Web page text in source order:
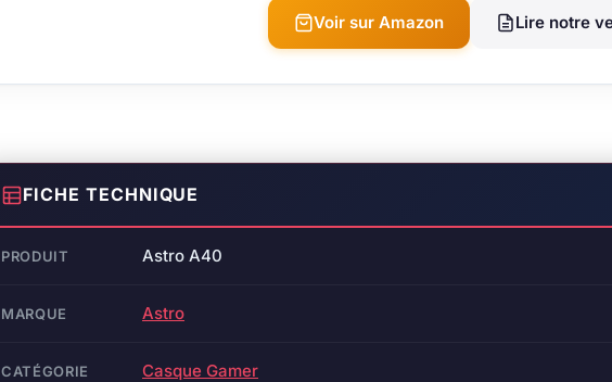
Voir sur Amazon Lire notre
FICHE TECHNIQUE
PRODUIT Astro A40
MARQUE Astro
CATÉGORIE Casque Gamer